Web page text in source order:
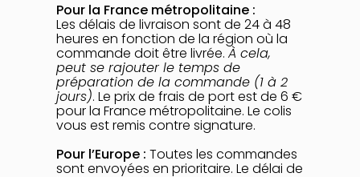
Pour la France métropolitaine :
Les délais de livraison sont de 24 à 48
heures en fonction de la région où la
commande doit être livrée. À cela,
peut se rajouter le temps de
préparation de la commande (1 à 2
jours). Le prix de frais de port est de 6 €
pour la France métropolitaine. Le colis
vous est remis contre signature.
Pour l’Europe : Toutes les commandes
sont envoyées en prioritaire. Le délai de